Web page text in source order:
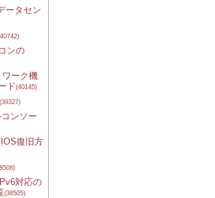
ータセン
ンの
ーク機
ド(40145)
(39327)
ンソー
復旧方
対応の
(38505)